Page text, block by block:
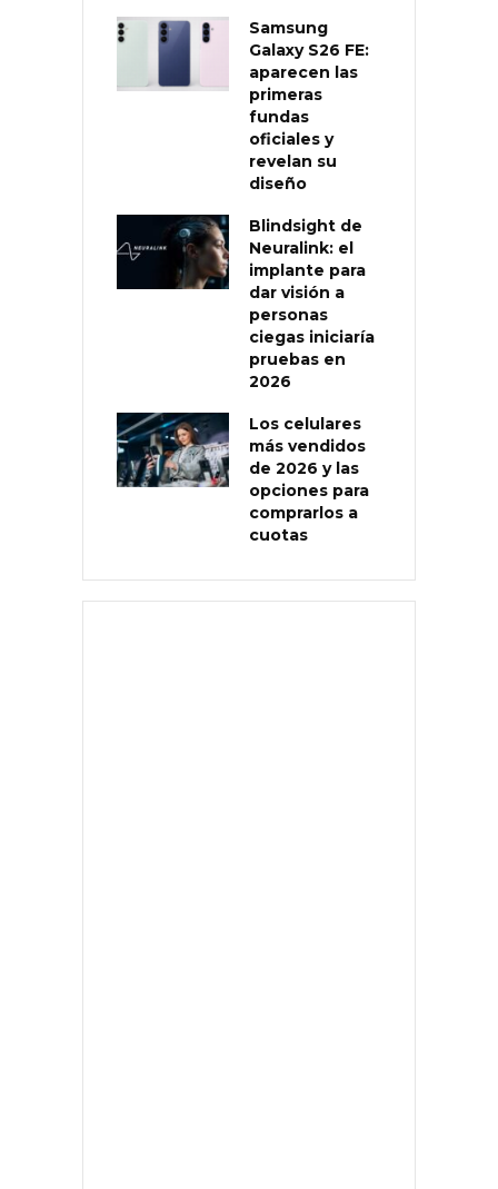
Samsung
Galaxy S26 FE:
aparecen las
primeras
fundas
oficiales y
revelan su
diseño
Blindsight de
Neuralink: el
implante para
dar visión a
personas
ciegas iniciaría
pruebas en
2026
Los celulares
más vendidos
de 2026 y las
opciones para
comprarlos a
cuotas